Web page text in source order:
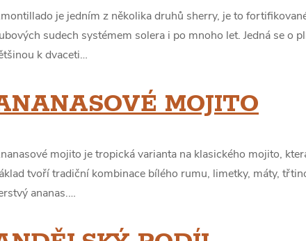
je jedním z několika druhů sherry, je to
sudech systémem solera i po mnoho let. Jedná se o
k dvaceti…
MOJITO
mojito je tropická varianta na klasického mojito,
tvoří tradiční kombinace bílého rumu, limetky, máty,
ananas.…